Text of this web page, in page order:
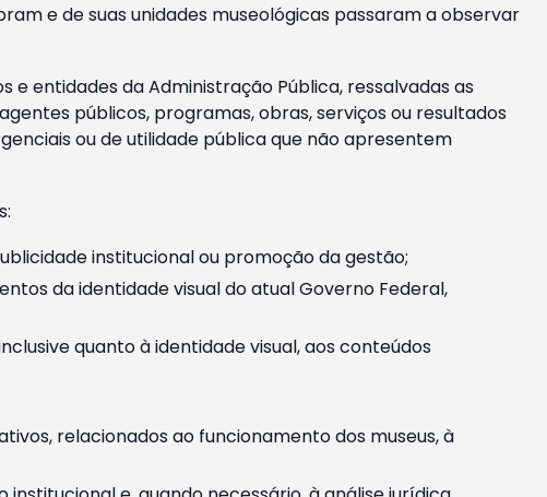
e de suas unidades museológicas passaram a observar
e entidades da Administração Pública, ressalvadas as
públicos, programas, obras, serviços ou resultados
ou de utilidade pública que não apresentem
institucional ou promoção da gestão;
da identidade visual do atual Governo Federal,
quanto à identidade visual, aos conteúdos
relacionados ao funcionamento dos museus, à